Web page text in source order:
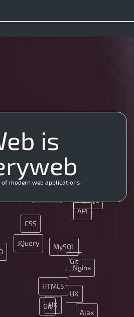
MySQL
JS
JQuery
SMM
UX
CSS
Ajax
Git
MySQL
HTML5
Nginx
UX
API
CMS
CSS
Git
is
of modern web applications